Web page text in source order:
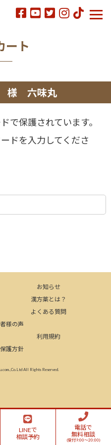
ート
様 六味丸
で保護されています。
ドを入力してくださ
お知らせ
漢方薬とは？
よくある質問
様の声
利用規約
護方針
All Rights Reserved.
LINEで
相談予約
電話で
無料相談
(受付9:00～20:00)